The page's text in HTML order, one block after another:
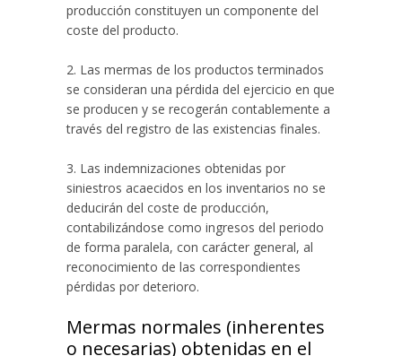
producción constituyen un componente del
coste del producto.
2. Las mermas de los productos terminados
se consideran una pérdida del ejercicio en que
se producen y se recogerán contablemente a
través del registro de las existencias finales.
3. Las indemnizaciones obtenidas por
siniestros acaecidos en los inventarios no se
deducirán del coste de producción,
contabilizándose como ingresos del periodo
de forma paralela, con carácter general, al
reconocimiento de las correspondientes
pérdidas por deterioro.
Mermas normales (inherentes
o necesarias) obtenidas en el